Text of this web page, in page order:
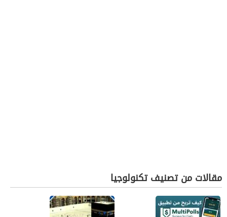
مقالات من تصنيف تكنولوجيا